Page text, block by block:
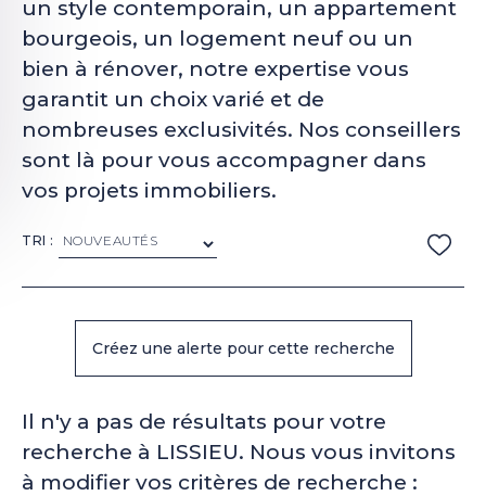
un style contemporain, un appartement
bourgeois, un logement neuf ou un
bien à rénover, notre expertise vous
garantit un choix varié et de
nombreuses exclusivités. Nos conseillers
sont là pour vous accompagner dans
vos projets immobiliers.
TRI :
Il n'y a pas de résultats pour votre
recherche à LISSIEU. Nous vous invitons
à modifier vos critères de recherche :